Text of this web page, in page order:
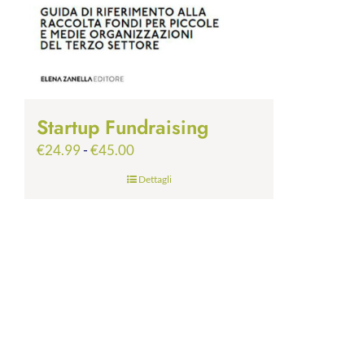
Startup Fundraising
€24.99-€45.00Fascia
prezzo:
Dettagli